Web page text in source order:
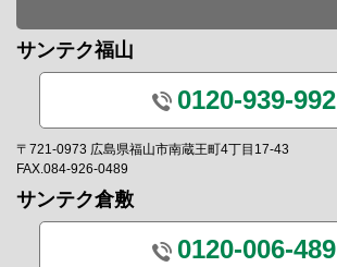
サンテク福山
0120-939-992
〒721-0973 広島県福山市南蔵王町4丁目17-43
FAX.084-926-0489
サンテク倉敷
0120-006-489